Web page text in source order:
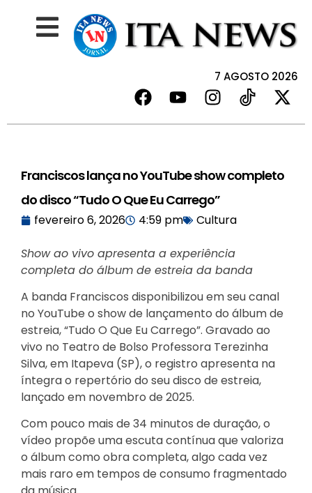
7 AGOSTO 2026
Franciscos lança no YouTube show completo
do disco “Tudo O Que Eu Carrego”
fevereiro 6, 2026 4:59 pm Cultura
Show ao vivo apresenta a experiência
completa do álbum de estreia da banda
A banda Franciscos disponibilizou em seu canal
no YouTube o show de lançamento do álbum de
estreia, “Tudo O Que Eu Carrego”. Gravado ao
vivo no Teatro de Bolso Professora Terezinha
Silva, em Itapeva (SP), o registro apresenta na
íntegra o repertório do seu disco de estreia,
lançado em novembro de 2025.
Com pouco mais de 34 minutos de duração, o
vídeo propõe uma escuta contínua que valoriza
o álbum como obra completa, algo cada vez
mais raro em tempos de consumo fragmentado